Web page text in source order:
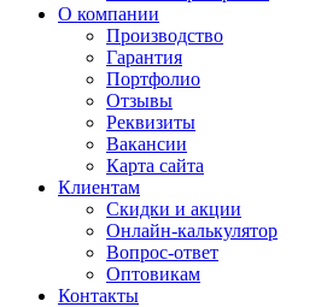
О компании
Производство
Гарантия
Портфолио
Отзывы
Реквизиты
Вакансии
Карта сайта
Клиентам
Скидки и акции
Онлайн-калькулятор
Вопрос-ответ
Оптовикам
Контакты